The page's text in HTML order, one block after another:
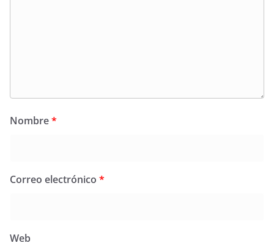
Nombre*
Correo electrónico *
Web